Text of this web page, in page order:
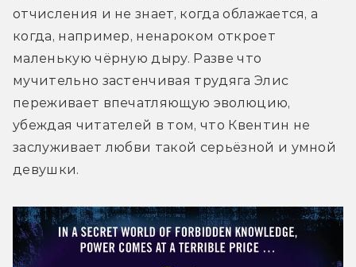
отчисления и не знает, когда облажается, а
когда, например, ненароком откроет
маленькую чёрную дыру. Разве что
мучительно застенчивая трудяга Элис
переживает впечатляющую эволюцию,
убеждая читателей в том, что Квентин не
заслуживает любви такой серьёзной и умной
девушки.